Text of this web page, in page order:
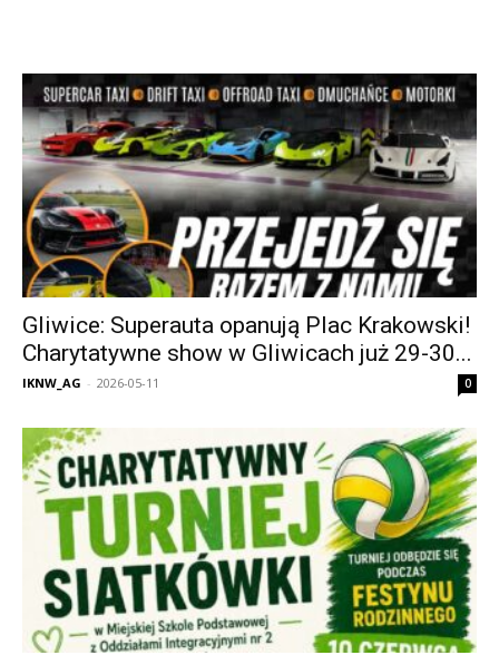
Gliwice: Superauta opanują Plac Krakowski!
Charytatywne show w Gliwicach już 29-30...
IKNW_AG - 2026-05-11 0